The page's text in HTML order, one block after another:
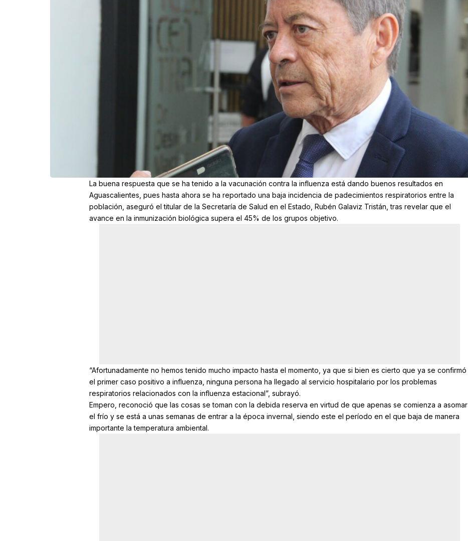
La buena respuesta que se ha tenido a la vacunación contra la influenza está dando buenos resultados en
Aguascalientes, pues hasta ahora se ha reportado una baja incidencia de padecimientos respiratorios entre la
población, aseguró el titular de la Secretaría de Salud en el Estado, Rubén Galaviz Tristán, tras revelar que el
avance en la inmunización biológica supera el 45% de los grupos objetivo.
“Afortunadamente no hemos tenido mucho impacto hasta el momento, ya que si bien es cierto que ya se confirmó
el primer caso positivo a influenza, ninguna persona ha llegado al servicio hospitalario por los problemas
respiratorios relacionados con la influenza estacional”, subrayó.
Empero, reconoció que las cosas se toman con la debida reserva en virtud de que apenas se comienza a asomar
el frío y se está a unas semanas de entrar a la época invernal, siendo este el período en el que baja de manera
importante la temperatura ambiental.